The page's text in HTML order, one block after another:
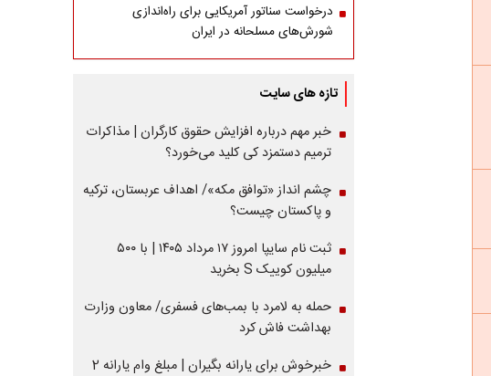
درخواست سناتور آمریکایی برای راه‌اندازی
شورش‌های مسلحانه در ایران
تازه های سایت
خبر مهم درباره افزایش حقوق کارگران | مذاکرات
ترمیم دستمزد کی کلید می‌خورد؟
چشم انداز «توافق مکه»/ اهداف عربستان، ترکیه
و پاکستان چیست؟
ثبت نام سایپا امروز ۱۷ مرداد ۱۴۰۵ | با ۵۰۰
میلیون کوییک S بخرید
حمله به لامرد با بمب‌های فسفری/ معاون وزارت
بهداشت فاش کرد
خبرخوش برای یارانه بگیران | مبلغ وام یارانه 2